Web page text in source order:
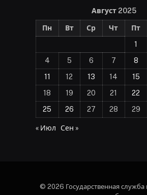
Август 2025
Пн Вт Ср Чт Пт
1
4
5 6 7 8
11
12 13 14 15
18
19 20 21 22
25
26 27 28 29
« Июл Сен »
© 2026 Государственная служба